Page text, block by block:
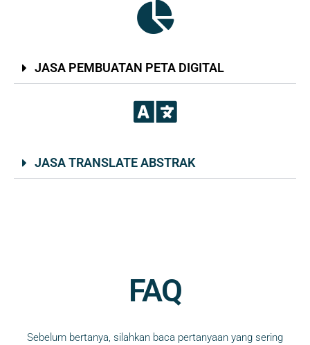
JASA PEMBUATAN PETA DIGITAL​
JASA TRANSLATE ABSTRAK​
FAQ
Sebelum bertanya, silahkan baca pertanyaan yang sering